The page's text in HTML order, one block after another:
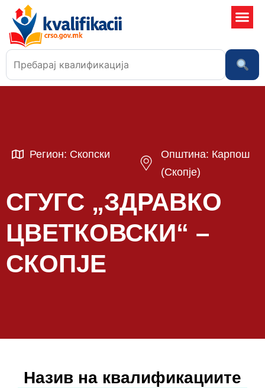
Регион: Скопски
Општина: Карпош
(Скопје)
СГУГС „ЗДРАВКО
ЦВЕТКОВСКИ“ –
СКОПЈЕ
Назив на квалификациите